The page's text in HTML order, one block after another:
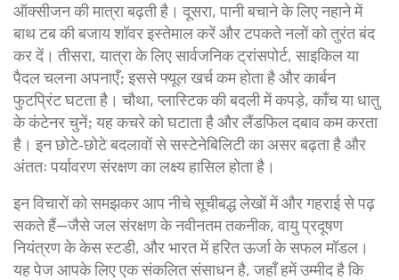
ऑक्सीजन की मात्रा बढ़ती है। दूसरा, पानी बचाने के लिए नहाने में
बाथ टब की बजाय शॉवर इस्तेमाल करें और टपकते नलों को तुरंत बंद
कर दें। तीसरा, यात्रा के लिए सार्वजनिक ट्रांसपोर्ट, साइकिल या
पैदल चलना अपनाएँ; इससे फ्यूल खर्च कम होता है और कार्बन
फुटप्रिंट घटता है। चौथा, प्लास्टिक की बदली में कपड़े, काँच या धातु
के कंटेनर चुनें; यह कचरे को घटाता है और लैंडफिल दबाव कम करता
है। इन छोटे‑छोटे बदलावों सेसस्टेनेबिलिटीका असर बढ़ता है और
अंततःपर्यावरण संरक्षणका लक्ष्य हासिल होता है।
इन विचारों को समझकर आप नीचे सूचीबद्ध लेखों में और गहराई से पढ़
सकते हैं—जैसे जल संरक्षण के नवीनतम तकनीक, वायु प्रदूषण
नियंत्रण के केस स्टडी, और भारत में हरित ऊर्जा के सफल मॉडल।
यह पेज आपके लिए एक संकलित संसाधन है, जहाँ हमें उम्मीद है कि